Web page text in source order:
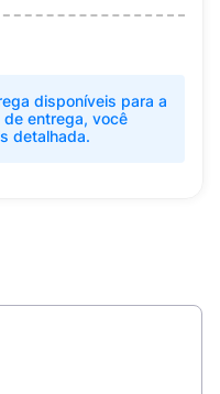
disponíveis para a
de entrega, você
detalhada.